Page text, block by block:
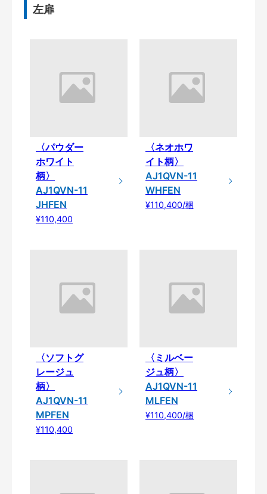
左扉
〈パウダー
ホワイト
柄〉
AJ1QVN-11
JHFEN
¥110,400
〈ネオホワ
イト柄〉
AJ1QVN-11
WHFEN
¥110,400/梱
〈ソフトグ
レージュ
柄〉
AJ1QVN-11
MPFEN
¥110,400
〈ミルベー
ジュ柄〉
AJ1QVN-11
MLFEN
¥110,400/梱